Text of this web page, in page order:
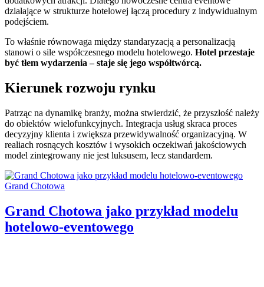
działające w strukturze hotelowej łączą procedury z indywidualnym
podejściem.
To właśnie równowaga między standaryzacją a personalizacją
stanowi o sile współczesnego modelu hotelowego. Hotel przestaje
być tłem wydarzenia – staje się jego współtwórcą.
Kierunek rozwoju rynku
Patrząc na dynamikę branży, można stwierdzić, że przyszłość należy
do obiektów wielofunkcyjnych. Integracja usług skraca proces
decyzyjny klienta i zwiększa przewidywalność organizacyjną. W
realiach rosnących kosztów i wysokich oczekiwań jakościowych
model zintegrowany nie jest luksusem, lecz standardem.
Categories:
Grand Chotowa
Grand Chotowa jako przykład modelu
hotelowo-eventowego